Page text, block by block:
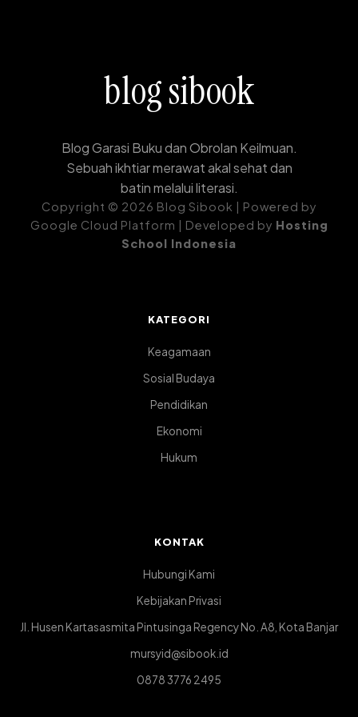
blog sibook
Blog Garasi Buku dan Obrolan Keilmuan.
Sebuah ikhtiar merawat akal sehat dan
batin melalui literasi.
Copyright © 2026 Blog Sibook | Powered by
Google Cloud Platform | Developed by Hosting
School Indonesia
KATEGORI
Keagamaan
Sosial Budaya
Pendidikan
Ekonomi
Hukum
KONTAK
Hubungi Kami
Kebijakan Privasi
Jl. Husen Kartasasmita Pintusinga Regency No. A8, Kota Banjar
mursyid@sibook.id
0878 3776 2495